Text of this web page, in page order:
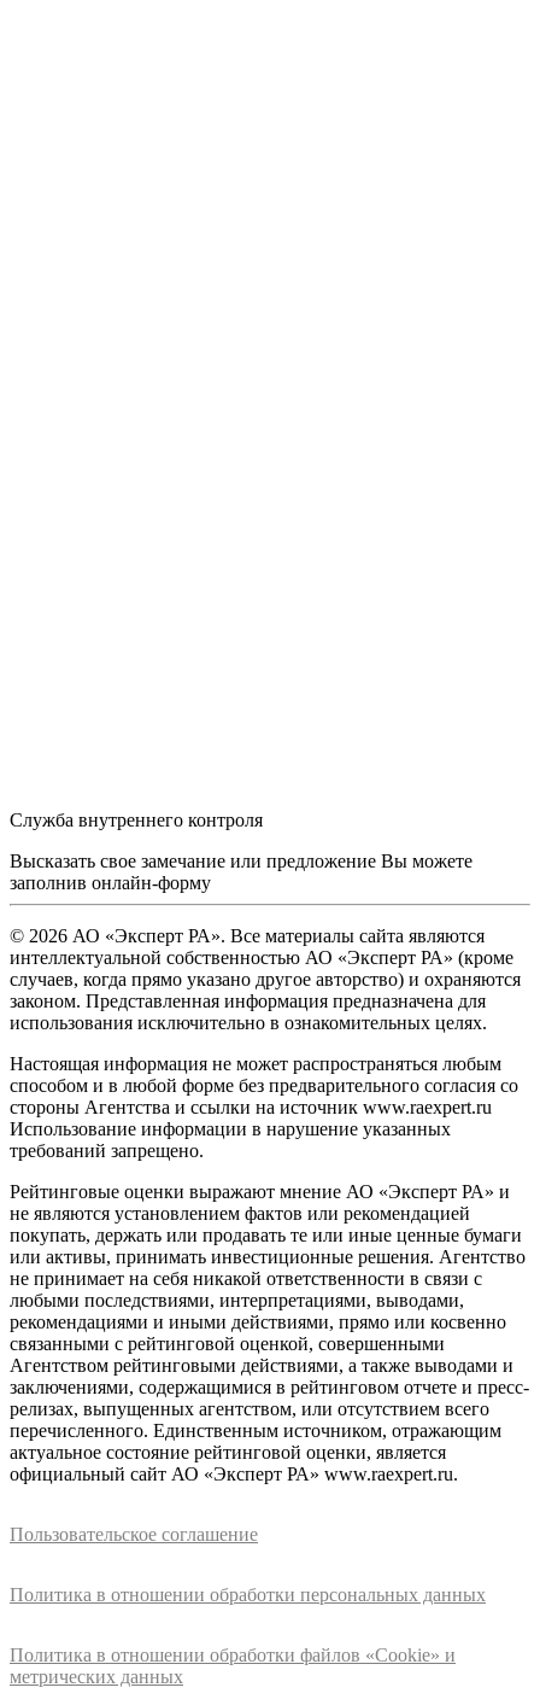
Служба внутреннего контроля
Высказать свое замечание или предложение Вы можете
заполнив онлайн-форму
© 2026 АО «Эксперт РА». Все материалы сайта являются
интеллектуальной собственностью АО «Эксперт РА» (кроме
случаев, когда прямо указано другое авторство) и охраняются
законом. Представленная информация предназначена для
использования исключительно в ознакомительных целях.
Настоящая информация не может распространяться любым
способом и в любой форме без предварительного согласия со
стороны Агентства и ссылки на источник www.raexpert.ru
Использование информации в нарушение указанных
требований запрещено.
Рейтинговые оценки выражают мнение АО «Эксперт РА» и
не являются установлением фактов или рекомендацией
покупать, держать или продавать те или иные ценные бумаги
или активы, принимать инвестиционные решения. Агентство
не принимает на себя никакой ответственности в связи с
любыми последствиями, интерпретациями, выводами,
рекомендациями и иными действиями, прямо или косвенно
связанными с рейтинговой оценкой, совершенными
Агентством рейтинговыми действиями, а также выводами и
заключениями, содержащимися в рейтинговом отчете и пресс-
релизах, выпущенных агентством, или отсутствием всего
перечисленного. Единственным источником, отражающим
актуальное состояние рейтинговой оценки, является
официальный сайт АО «Эксперт РА» www.raexpert.ru.
Пользовательское соглашение
Политика в отношении обработки персональных данных
Политика в отношении обработки файлов «Cookie» и
метрических данных